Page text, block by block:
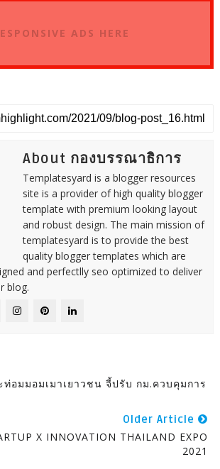
ADS HERE
About กองบรรณาธิการ
Templatesyard is a blogger resources
site is a provider of high quality blogger
template with premium looking layout
and robust design. The main mission of
templatesyard is to provide the best
quality blogger templates which are
and perfectlly seo optimized to deliver
blog.
ท่อมมอมเมาเยาวชน จี้ปรับ กม.ควบคุมการ
Older Article
X INNOVATION THAILAND EXPO
2021